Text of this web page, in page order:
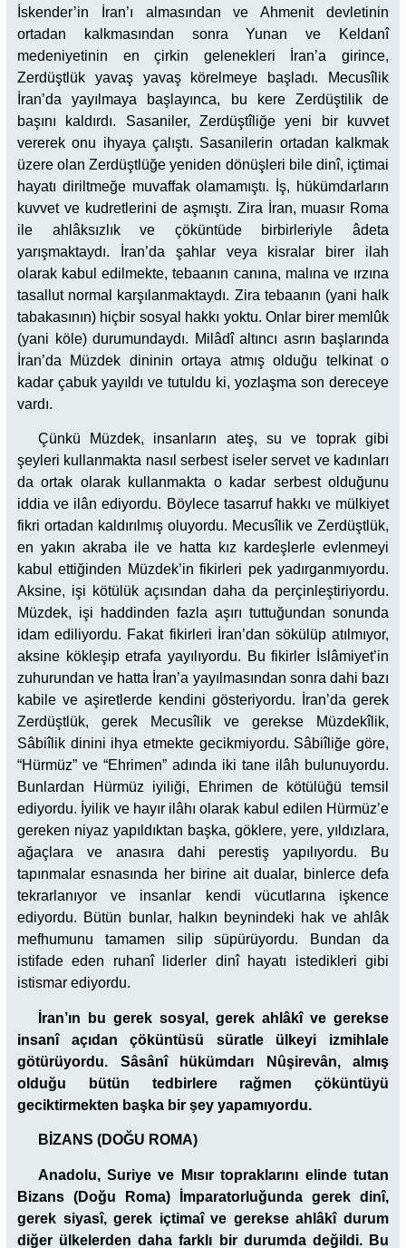
İskender’in İran’ı almasından ve Ahmenit devletinin
ortadan kalkmasından sonra Yunan ve Keldanî
medeniyetinin en çirkin gelenekleri İran’a girince,
Zerdüştlük yavaş yavaş körelmeye başladı. Mecusîlik
İran’da yayılmaya başlayınca, bu kere Zerdüştilik de
başını kaldırdı. Sasaniler, Zerdüştîliğe yeni bir kuvvet
vererek onu ihyaya çalıştı. Sasanilerin ortadan kalkmak
üzere olan Zerdüştlüğe yeniden dönüşleri bile dinî, içtimai
hayatı diriltmeğe muvaffak olamamıştı. İş, hükümdarların
kuvvet ve kudretlerini de aşmıştı. Zira İran, muasır Roma
ile ahlâksızlık ve çöküntüde birbirleriyle âdeta
yarışmaktaydı. İran’da şahlar veya kisralar birer ilah
olarak kabul edilmekte, tebaanın canına, malına ve ırzına
tasallut normal karşılanmaktaydı. Zira tebaanın (yani halk
tabakasının) hiçbir sosyal hakkı yoktu. Onlar birer memlûk
(yani köle) durumundaydı. Milâdî altıncı asrın başlarında
İran’da Müzdek dininin ortaya atmış olduğu telkinat o
kadar çabuk yayıldı ve tutuldu ki, yozlaşma son dereceye
vardı.
Çünkü Müzdek, insanların ateş, su ve toprak gibi
şeyleri kullanmakta nasıl serbest iseler servet ve kadınları
da ortak olarak kullanmakta o kadar serbest olduğunu
iddia ve ilân ediyordu. Böylece tasarruf hakkı ve mülkiyet
fikri ortadan kaldırılmış oluyordu. Mecusîlik ve Zerdüştlük,
en yakın akraba ile ve hatta kız kardeşlerle evlenmeyi
kabul ettiğinden Müzdek’in fikirleri pek yadırganmıyordu.
Aksine, işi kötülük açısından daha da perçinleştiriyordu.
Müzdek, işi haddinden fazla aşırı tuttuğundan sonunda
idam ediliyordu. Fakat fikirleri İran’dan sökülüp atılmıyor,
aksine kökleşip etrafa yayılıyordu. Bu fikirler İslâmiyet’in
zuhurundan ve hatta İran’a yayılmasından sonra dahi bazı
kabile ve aşiretlerde kendini gösteriyordu. İran’da gerek
Zerdüştlük, gerek Mecusîlik ve gerekse Müzdekîlik,
Sâbiîlik dinini ihya etmekte gecikmiyordu. Sâbiîliğe göre,
“Hürmüz” ve “Ehrimen” adında iki tane ilâh bulunuyordu.
Bunlardan Hürmüz iyiliği, Ehrimen de kötülüğü temsil
ediyordu. İyilik ve hayır ilâhı olarak kabul edilen Hürmüz’e
gereken niyaz yapıldıktan başka, göklere, yere, yıldızlara,
ağaçlara ve anasıra dahi perestiş yapılıyordu. Bu
tapınmalar esnasında her birine ait dualar, binlerce defa
tekrarlanıyor ve insanlar kendi vücutlarına işkence
ediyordu. Bütün bunlar, halkın beynindeki hak ve ahlâk
mefhumunu tamamen silip süpürüyordu. Bundan da
istifade eden ruhanî liderler dinî hayatı istedikleri gibi
istismar ediyordu.
İran’ın bu gerek sosyal, gerek ahlâkî ve gerekse
insanî açıdan çöküntüsü süratle ülkeyi izmihlale
götürüyordu. Sâsânî hükümdarı Nûşirevân, almış
olduğu bütün tedbirlere rağmen çöküntüyü
geciktirmekten başka bir şey yapamıyordu.
BİZANS (DOĞU ROMA)
Anadolu, Suriye ve Mısır topraklarını elinde tutan
Bizans (Doğu Roma) İmparatorluğunda gerek dinî,
gerek siyasî, gerek içtimaî ve gerekse ahlâkî durum
diğer ülkelerden daha farklı bir durumda değildi. Bu